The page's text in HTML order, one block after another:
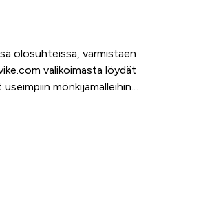
olosuhteissa, varmistaen
valikoimasta löydät
mönkijämalleihin.
mönkijä on aina valmis